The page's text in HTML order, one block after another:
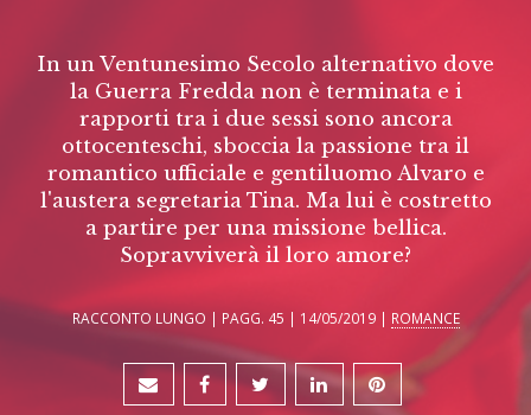
In un Ventunesimo Secolo alternativo dove
la Guerra Fredda non è terminata e i
rapporti tra i due sessi sono ancora
ottocenteschi, sboccia la passione tra il
romantico ufficiale e gentiluomo Alvaro e
l'austera segretaria Tina. Ma lui è costretto
a partire per una missione bellica.
Sopravviverà il loro amore?
RACCONTO LUNGO | PAGG. 45 | 14/05/2019 | ROMANCE